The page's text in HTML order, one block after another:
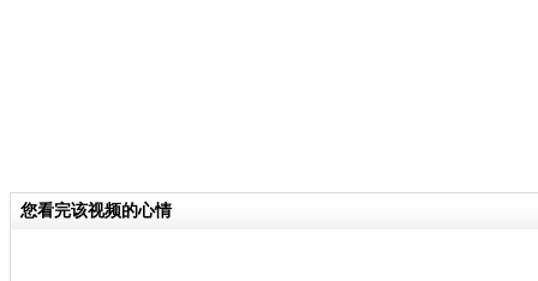
您看完该视频的心情